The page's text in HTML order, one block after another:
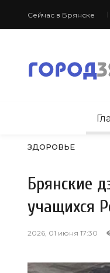
Сейчас в Брянске
ЗДОРОВЬЕ
Брянские
учащихся
2026, 01 июня 17:30